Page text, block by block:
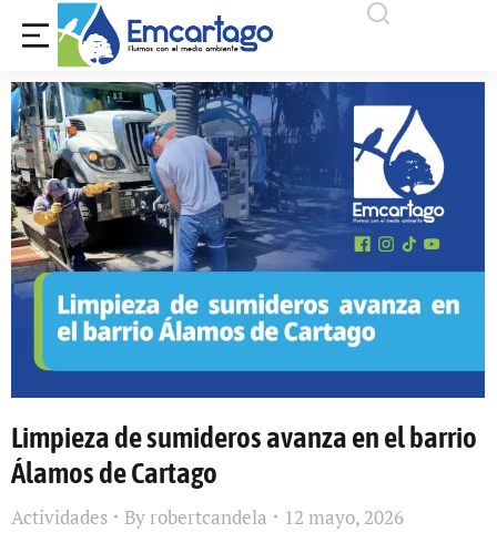
Limpieza de sumideros avanza en el barrio
Álamos de Cartago
Actividades By robertcandela
12 mayo, 2026